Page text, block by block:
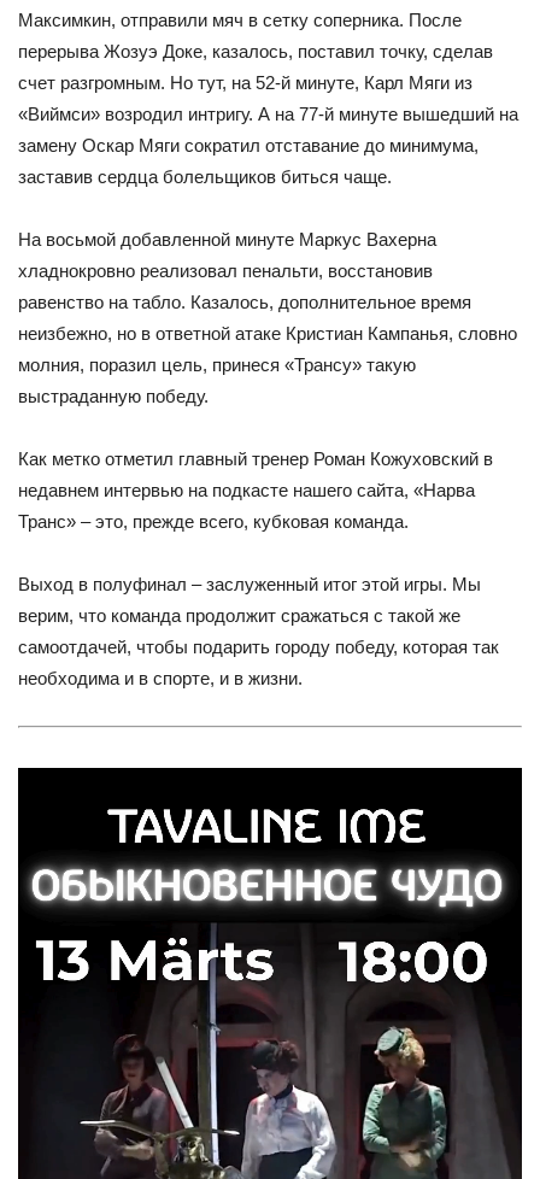
Максимкин, отправили мяч в сетку соперника. После
перерыва Жозуэ Доке, казалось, поставил точку, сделав
счет разгромным. Но тут, на 52-й минуте, Карл Мяги из
«Виймси» возродил интригу. А на 77-й минуте вышедший на
замену Оскар Мяги сократил отставание до минимума,
заставив сердца болельщиков биться чаще.
На восьмой добавленной минуте Маркус Вахерна
хладнокровно реализовал пенальти, восстановив
равенство на табло. Казалось, дополнительное время
неизбежно, но в ответной атаке Кристиан Кампанья, словно
молния, поразил цель, принеся «Трансу» такую
выстраданную победу.
Как метко отметил главный тренер Роман Кожуховский в
недавнем интервью на подкасте нашего сайта, «Нарва
Транс» – это, прежде всего, кубковая команда.
Выход в полуфинал – заслуженный итог этой игры. Мы
верим, что команда продолжит сражаться с такой же
самоотдачей, чтобы подарить городу победу, которая так
необходима и в спорте, и в жизни.